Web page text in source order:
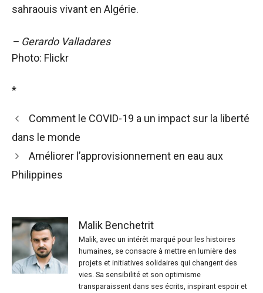
sahraouis vivant en Algérie.
– Gerardo Valladares
Photo: Flickr
*
Comment le COVID-19 a un impact sur la liberté
dans le monde
Améliorer l’approvisionnement en eau aux
Philippines
Malik Benchetrit
Malik, avec un intérêt marqué pour les histoires
humaines, se consacre à mettre en lumière des
projets et initiatives solidaires qui changent des
vies. Sa sensibilité et son optimisme
transparaissent dans ses écrits, inspirant espoir et